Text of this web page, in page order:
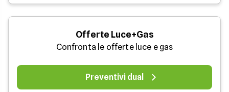
Offerte Luce+Gas
Confronta le offerte luce e gas
Preventivi dual